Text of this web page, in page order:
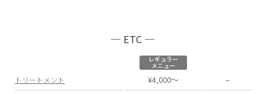
─ ETC ─
レギュラー
メニュー
トリートメント ¥4,000〜
–